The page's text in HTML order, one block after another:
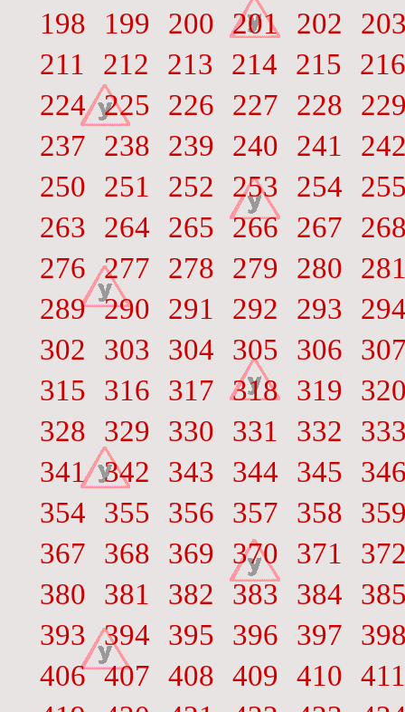
198
199 200 201 202
211
212 213 214 215
216
224 225 226 227 228
237
238 239 240 241
250
251 252 253 254
263
264 265 266 267
276 277 278 279 280
289 290 291 292 293
302
303 304 305 306
315
316 317 318 319
328
329 330 331 332
341 342 343 344 345
354
355 356 357 358
367
368 369 370 371
380
381 382 383 384
393 394 395 396 397
406 407 408 409 410 411